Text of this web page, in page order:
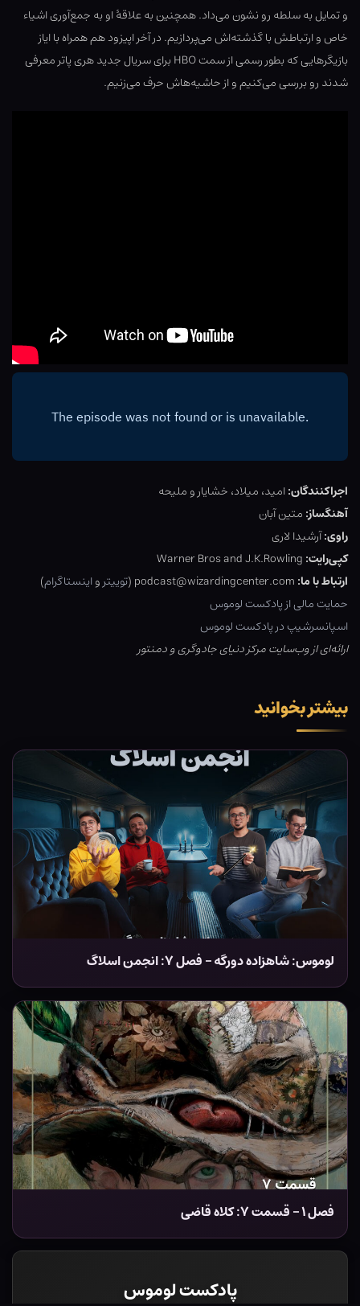
و تمایل به سلطه رو نشون می‌داد. همچنین به علاقهٔ او به جمع‌آوری اشیاء
خاص و ارتباطش با گذشته‌اش می‌پردازیم. در آخر اپیزود هم همراه با ایاز
بازیگرهایی که بطور رسمی از سمت HBO برای سریال جدید هری پاتر معرفی
شدند رو بررسی می‌کنیم و از حاشیه‌هاش حرف می‌زنیم.
اجراکنندگان:امید، میلاد، خشایار و ملیحه
آهنگساز: متین آبان
راوی:آرشیدا لاری
کپی‌رایت: Warner Bros and J.K.Rowling
ارتباط با ما: podcast@wizardingcenter.com ( توییترواینستاگرام)
حمایت مالی از پادکست لوموس
اسپانسرشیپ در پادکست لوموس
ارائه‌ای از وب‌سایت مرکز دنیای جادوگری و دمنتور
بیشتر بخوانید
لوموس: شاهزاده دورگه – فصل ۷: انجمن اسلاگ
فصل ۱ – قسمت ۷: کلاه قاضی
پادکست لوموس